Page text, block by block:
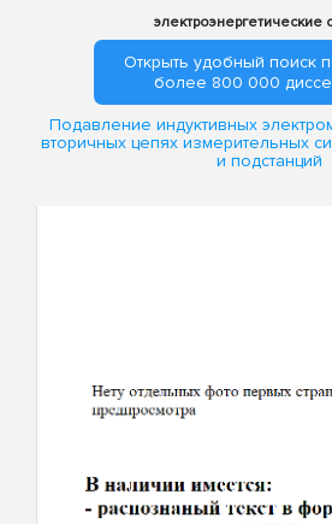
электроэнергетические
Открыть удобный поиск
более 800 000
Подавление индуктивных
вторичных цепях измерительных
и подстанций